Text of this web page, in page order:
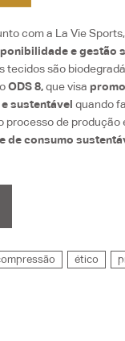
com a La Vie
e gestão
tecidos são
ODS 8,que visa
sustentávelquando
processo de produção
de consumo
ético